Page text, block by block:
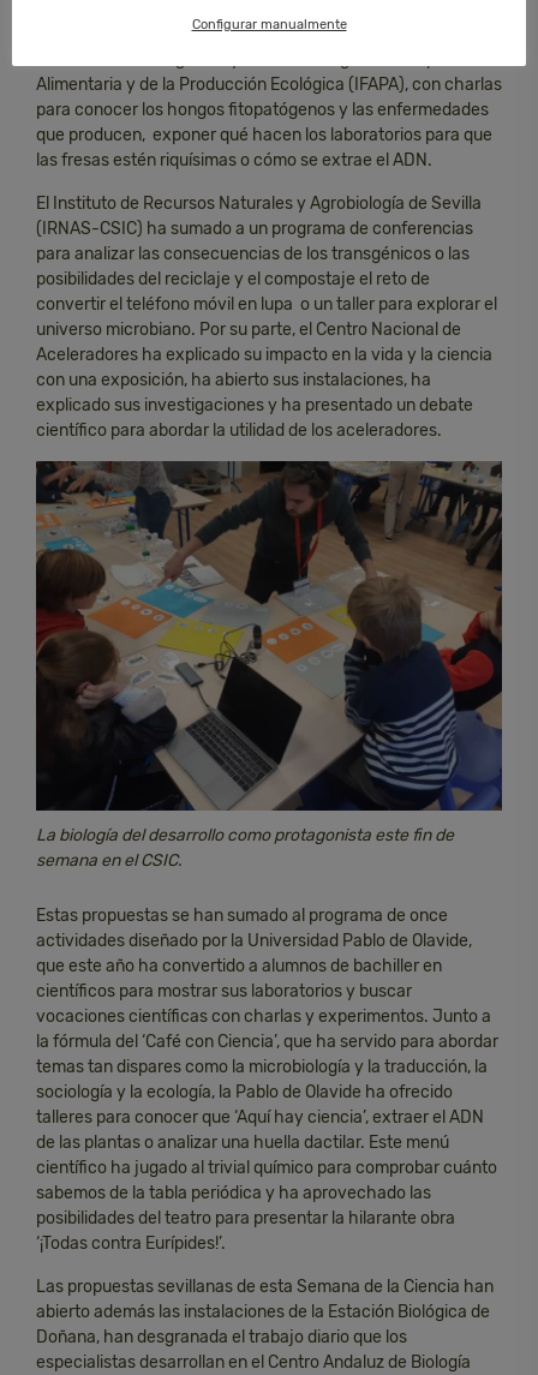
investigadores se han vuelto a apuntar desde el Instituto
Alimentaria y de la Producción Ecológica (IFAPA), con charlas
para conocer los hongos fitopatógenos y las enfermedades
que producen, exponer qué hacen los laboratorios para que
las fresas estén riquísimas o cómo se extrae el ADN.
El Instituto de Recursos Naturales y Agrobiología de Sevilla
(IRNAS-CSIC) ha sumado a un programa de conferencias
para analizar las consecuencias de los transgénicos o las
posibilidades del reciclaje y el compostaje el reto de
convertir el teléfono móvil en lupa o un taller para explorar el
universo microbiano. Por su parte, el Centro Nacional de
Aceleradores ha explicado su impacto en la vida y la ciencia
con una exposición, ha abierto sus instalaciones, ha
explicado sus investigaciones y ha presentado un debate
científico para abordar la utilidad de los aceleradores.
La biología del desarrollo como protagonista este fin de
semana en el CSIC.
Estas propuestas se han sumado al programa de once
actividades diseñado por la Universidad Pablo de Olavide,
que este año ha convertido a alumnos de bachiller en
científicos para mostrar sus laboratorios y buscar
vocaciones científicas con charlas y experimentos. Junto a
la fórmula del ‘Café con Ciencia’, que ha servido para abordar
temas tan dispares como la microbiología y la traducción, la
sociología y la ecología, la Pablo de Olavide ha ofrecido
talleres para conocer que ‘Aquí hay ciencia’, extraer el ADN
de las plantas o analizar una huella dactilar. Este menú
científico ha jugado al trivial químico para comprobar cuánto
sabemos de la tabla periódica y ha aprovechado las
posibilidades del teatro para presentar la hilarante obra
‘¡Todas contra Eurípides!’.
Las propuestas sevillanas de esta Semana de la Ciencia han
abierto además las instalaciones de la Estación Biológica de
Doñana, han desgranada el trabajo diario que los
especialistas desarrollan en el Centro Andaluz de Biología
Configurar manualmente